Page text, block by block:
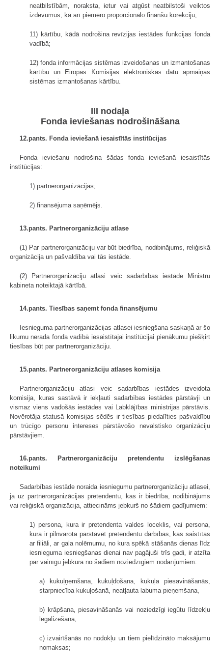
neatbilstībām, noraksta, ietur vai atgūst neatbilstoši veiktos
izdevumus, kā arī piemēro proporcionālo finanšu korekciju;
11) kārtību, kādā nodrošina revīzijas iestādes funkcijas fonda
vadībā;
12) fonda informācijas sistēmas izveidošanas un izmantošanas
kārtību un Eiropas Komisijas elektroniskās datu apmaiņas
sistēmas izmantošanas kārtību.
III nodaļa
Fonda ieviešanas nodrošināšana
12.pants. Fonda ieviešanā iesaistītās institūcijas
Fonda ieviešanu nodrošina šādas fonda ieviešanā iesaistītās
institūcijas:
1) partnerorganizācijas;
2) finansējuma saņēmējs.
13.pants. Partnerorganizāciju atlase
(1) Par partnerorganizāciju var būt biedrība, nodibinājums, reliģiskā
organizācija un pašvaldība vai tās iestāde.
(2) Partnerorganizāciju atlasi veic sadarbības iestāde Ministru
kabineta noteiktajā kārtībā.
14.pants. Tiesības saņemt fonda finansējumu
Iesnieguma partnerorganizācijas atlasei iesniegšana saskaņā ar šo
likumu nerada fonda vadībā iesaistītajai institūcijai pienākumu piešķirt
tiesības būt par partnerorganizāciju.
15.pants. Partnerorganizāciju atlases komisija
Partnerorganizāciju atlasi veic sadarbības iestādes izveidota
komisija, kuras sastāvā ir iekļauti sadarbības iestādes pārstāvji un
vismaz viens vadošās iestādes vai Labklājības ministrijas pārstāvis.
Novērotāja statusā komisijas sēdēs ir tiesības piedalīties pašvaldību
un trūcīgo personu intereses pārstāvošo nevalstisko organizāciju
pārstāvjiem.
16.pants. Partnerorganizāciju pretendentu izslēgšanas
noteikumi
Sadarbības iestāde noraida iesniegumu partnerorganizāciju atlasei,
ja uz partnerorganizācijas pretendentu, kas ir biedrība, nodibinājums
vai reliģiskā organizācija, attiecināms jebkurš no šādiem gadījumiem:
1) persona, kura ir pretendenta valdes loceklis, vai persona,
kura ir pilnvarota pārstāvēt pretendentu darbībās, kas saistītas
ar filiāli, ar gala nolēmumu, no kura spēkā stāšanās dienas līdz
iesnieguma iesniegšanas dienai nav pagājuši trīs gadi, ir atzīta
par vainīgu jebkurā no šādiem noziedzīgiem nodarījumiem:
a) kukuļņemšana, kukuļdošana, kukuļa piesavināšanās,
starpniecība kukuļošanā, neatļauta labuma pieņemšana,
b) krāpšana, piesavināšanās vai noziedzīgi iegūtu līdzekļu
legalizēšana,
c) izvairīšanās no nodokļu un tiem pielīdzināto maksājumu
nomaksas;